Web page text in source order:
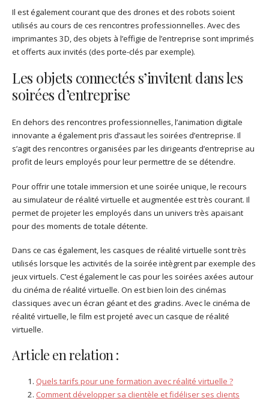
Il est également courant que des drones et des robots soient
utilisés au cours de ces rencontres professionnelles. Avec des
imprimantes 3D, des objets à l’effigie de l’entreprise sont imprimés
et offerts aux invités (des porte-clés par exemple).
Les objets connectés s’invitent dans les
soirées d’entreprise
En dehors des rencontres professionnelles, l’animation digitale
innovante a également pris d’assaut les soirées d’entreprise. Il
s’agit des rencontres organisées par les dirigeants d’entreprise au
profit de leurs employés pour leur permettre de se détendre.
Pour offrir une totale immersion et une soirée unique, le recours
au simulateur de réalité virtuelle et augmentée est très courant. Il
permet de projeter les employés dans un univers très apaisant
pour des moments de totale détente.
Dans ce cas également, les casques de réalité virtuelle sont très
utilisés lorsque les activités de la soirée intègrent par exemple des
jeux virtuels. C’est également le cas pour les soirées axées autour
du cinéma de réalité virtuelle. On est bien loin des cinémas
classiques avec un écran géant et des gradins. Avec le cinéma de
réalité virtuelle, le film est projeté avec un casque de réalité
virtuelle.
Article en relation :
Quels tarifs pour une formation avec réalité virtuelle ?
Comment développer sa clientèle et fidéliser ses clients